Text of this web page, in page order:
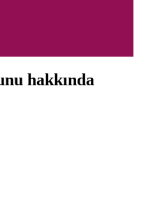
hakkında